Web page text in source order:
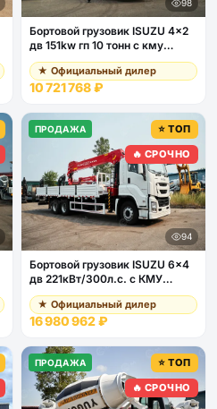
98
Бортовой грузовик ISUZU 4x2
дв 151kw гп 10 тонн c кму
VIGRUS SHS2006 гп 8 тонн 6
секций 20м кузов
6500*2470*550
★ Официальный дилер
10 721 768 ₽
ПРОДАЖА
⭐ ТОП
🔥 СРОЧНО
94
Бортовой грузовик ISUZU 6x4
дв 221кВт/300л.с. c КМУ
VIGRUS SHS3005A г/п 12т 5
секций 18,3 м
★ Официальный дилер
16 980 962 ₽
ПРОДАЖА
⭐ ТОП
🔥 СРОЧНО